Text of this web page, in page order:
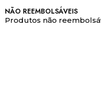
NÃO REEMBOLSÁVEIS
Produtos não